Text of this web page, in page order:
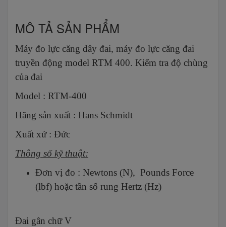
MÔ TẢ SẢN PHẨM
Máy đo lực căng dây đai, máy đo lực căng đai
truyền động model RTM 400. Kiểm tra độ chùng
của đai
Model : RTM-400
Hãng sản xuất : Hans Schmidt
Xuất xứ : Đức
Thông số kỹ thuật:
Đơn vị đo : Newtons (N), Pounds Force
(lbf) hoặc tần số rung Hertz (Hz)
Đai gân chữ V